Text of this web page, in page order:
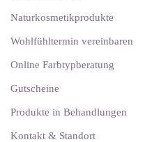
Naturkosmetikprodukte
Wohlfühltermin vereinbaren
Online Farbtypberatung
Gutscheine
Produkte in Behandlungen
Kontakt & Standort